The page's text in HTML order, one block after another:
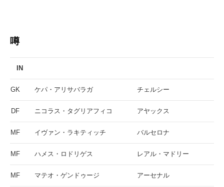
噂
IN
GK ケパ・アリサバラガ チェルシー
DF ニコラス・タグリアフィコ アヤックス
MF イヴァン・ラキティッチ バルセロナ
MF ハメス・ロドリゲス レアル・マドリー
MF マテオ・ゲンドゥージ アーセナル